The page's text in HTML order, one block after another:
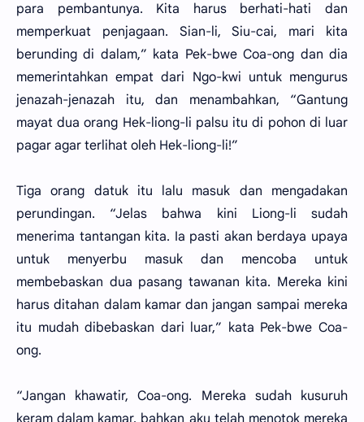
para pembantunya. Kita harus berhati-hati dan
memperkuat penjagaan. Sian-li, Siu-cai, mari kita
berunding di dalam,” kata Pek-bwe Coa-ong dan dia
memerintahkan empat dari Ngo-kwi untuk mengurus
jenazah-jenazah itu, dan menambahkan, “Gantung
mayat dua orang Hek-liong-li palsu itu di pohon di luar
pagar agar terlihat oleh Hek-liong-li!”
Tiga orang datuk itu lalu masuk dan mengadakan
perundingan. “Jelas bahwa kini Liong-li sudah
menerima tantangan kita. Ia pasti akan berdaya upaya
untuk menyerbu masuk dan mencoba untuk
membebaskan dua pasang tawanan kita. Mereka kini
harus ditahan dalam kamar dan jangan sampai mereka
itu mudah dibebaskan dari luar,” kata Pek-bwe Coa-
ong.
“Jangan khawatir, Coa-ong. Mereka sudah kusuruh
keram dalam kamar, bahkan aku telah menotok mereka